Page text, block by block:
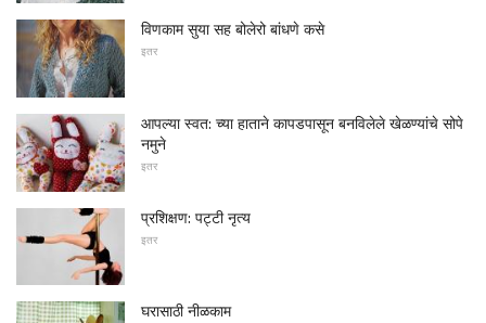
विणकाम सुया सह बोलेरो बांधणे कसे
इतर
आपल्या स्वत: च्या हाताने कापडपासून बनविलेले खेळण्यांचे सोपे
नमुने
इतर
प्रशिक्षण: पट्टी नृत्य
इतर
घरासाठी नीळकाम